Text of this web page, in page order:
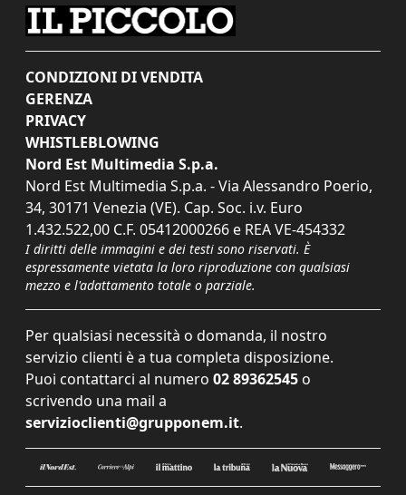
CONDIZIONI DI VENDITA
GERENZA
PRIVACY
WHISTLEBLOWING
Nord Est Multimedia S.p.a.
Nord Est Multimedia S.p.a. - Via Alessandro Poerio,
34, 30171 Venezia (VE). Cap. Soc. i.v. Euro
1.432.522,00 C.F. 05412000266 e REA VE-454332
I diritti delle immagini e dei testi sono riservati. È
espressamente vietata la loro riproduzione con qualsiasi
mezzo e l'adattamento totale o parziale.
Per qualsiasi necessità o domanda, il nostro
servizio clienti è a tua completa disposizione.
Puoi contattarci al numero 02 89362545 o
scrivendo una mail a
servizioclienti@grupponem.it.